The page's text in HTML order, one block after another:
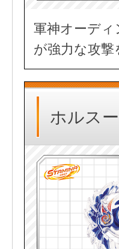
軍神オーデ
が強力な攻
ホルス